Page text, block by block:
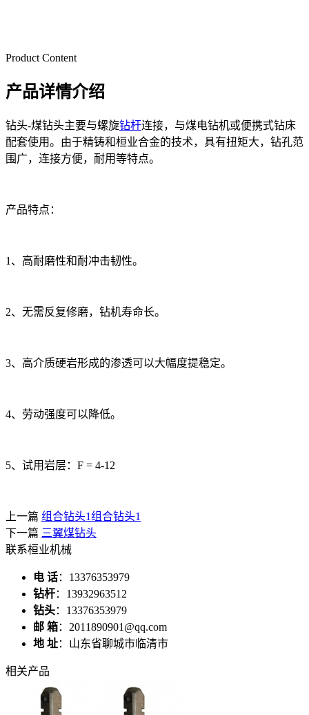
Product Content
产品详情介绍
钻头-煤钻头主要与螺旋钻杆连接，与煤电钻机或便携式钻床
配套使用。由于精铸和桓业合金的技术，具有扭矩大，钻孔范
围广，连接方便，耐用等特点。
产品特点：
1、高耐磨性和耐冲击韧性。
2、无需反复修磨，钻机寿命长。
3、高介质硬岩形成的渗透可以大幅度提稳定。
4、劳动强度可以降低。
5、试用岩层：F = 4-12
上一篇 组合钻头1组合钻头1
下一篇 三翼煤钻头
联系桓业机械
电 话：13376353979
钻杆：13932963512
钻头：13376353979
邮 箱：2011890901@qq.com
地 址：山东省聊城市临清市
相关产品